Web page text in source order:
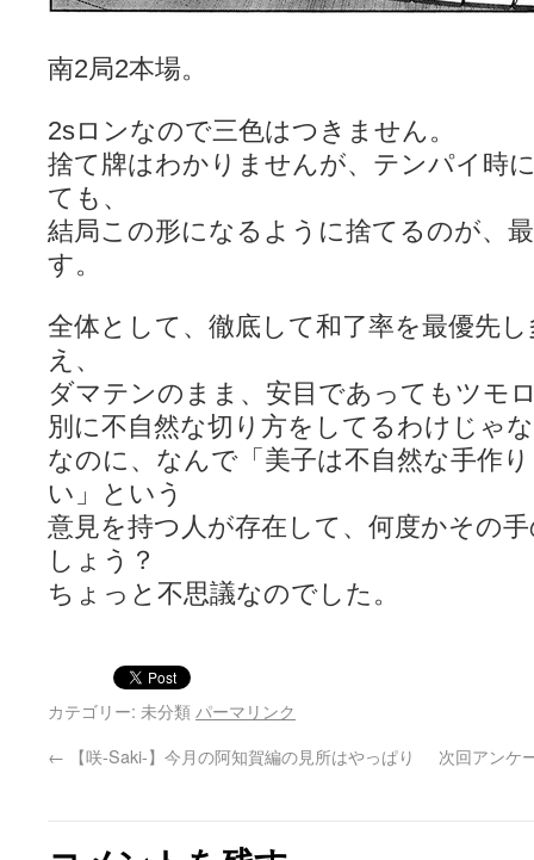
南2局2本場。
2sロンなので三色はつきません。
捨て牌はわかりませんが、テンパイ時
ても、
結局この形になるように捨てるのが、
す。
全体として、徹底して和了率を最優先
え、
ダマテンのまま、安目であってもツモ
別に不自然な切り方をしてるわけじゃ
なのに、なんで「美子は不自然な手作
い」という
意見を持つ人が存在して、何度かその
しょう？
ちょっと不思議なのでした。
カテゴリー: 未分類 パーマリンク
← 【咲-Saki-】今月の阿知賀編の見所はやっぱり 次回アンケ